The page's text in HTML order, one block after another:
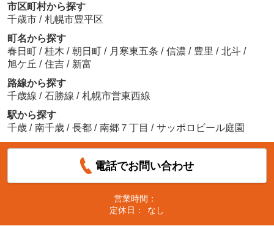
市区町村から探す
千歳市 / 札幌市豊平区
町名から探す
春日町 / 桂木 / 朝日町 / 月寒東五条 / 信濃 / 豊里 / 北斗 /
旭ケ丘 / 住吉 / 新富
路線から探す
千歳線 / 石勝線 / 札幌市営東西線
駅から探す
千歳 / 南千歳 / 長都 / 南郷７丁目 / サッポロビール庭園
電話でお問い合わせ
営業時間：
定休日：
なし